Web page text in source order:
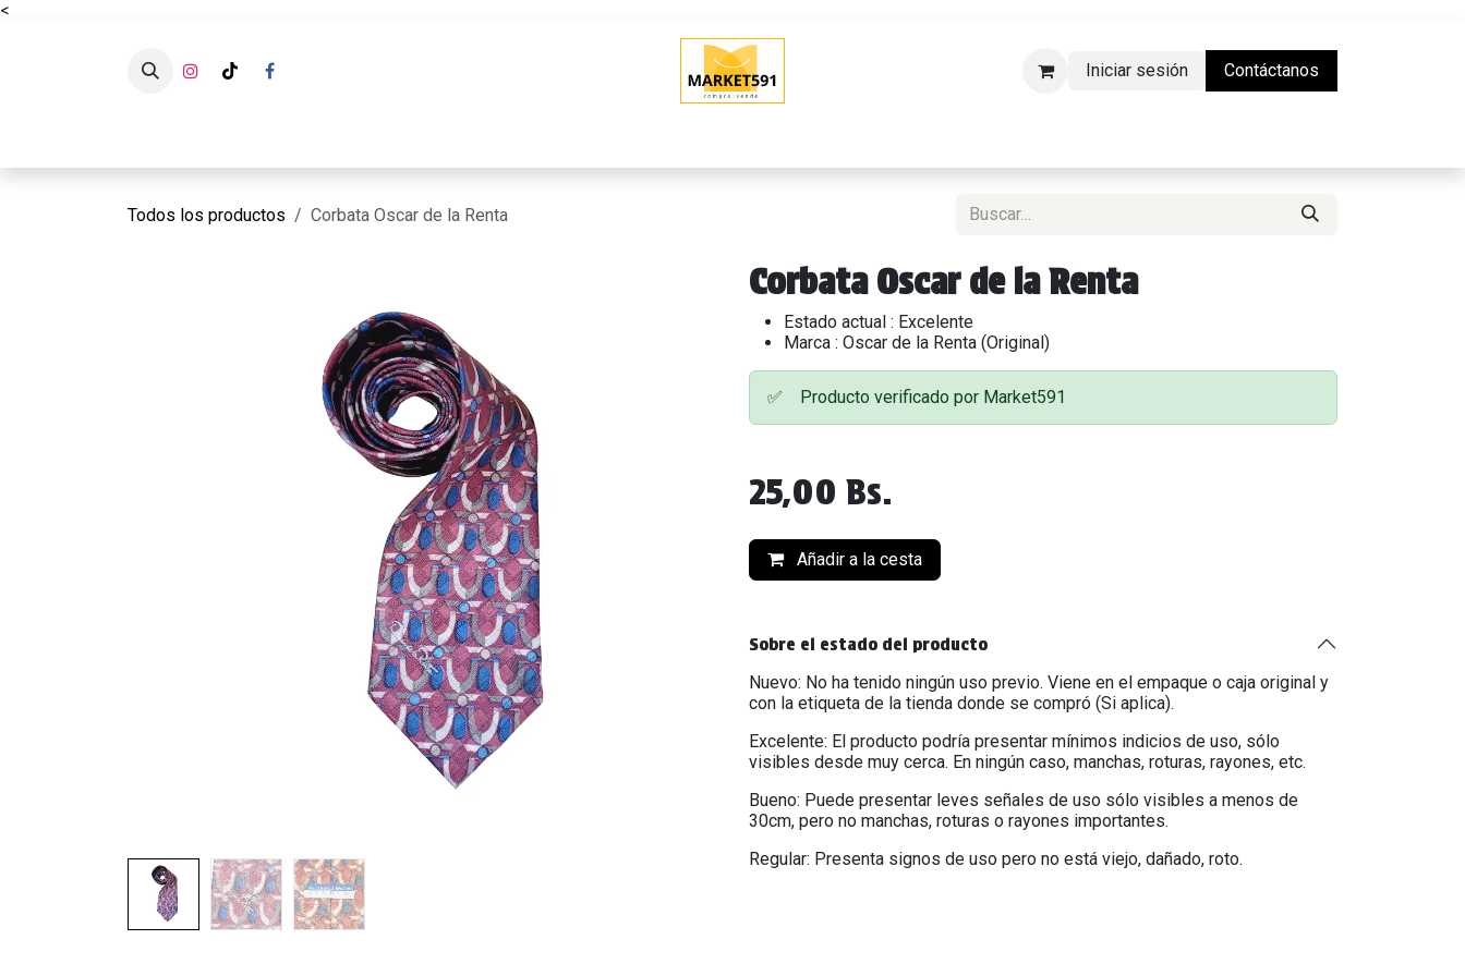
<
Iniciar sesión
Contáctanos
Todos los productos Corbata Oscar de la Renta
Corbata Oscar de la Renta
Estado actual : Excelente
Marca : Oscar de la Renta (Original)
✅ Producto verificado por Market591
25,00 Bs.
Añadir a la cesta
Sobre el estado del producto
Nuevo: No ha tenido ningún uso previo. Viene en el empaque o caja original y
con la etiqueta de la tienda donde se compró (Si aplica).
Excelente: El producto podría presentar mínimos indicios de uso, sólo
visibles desde muy cerca. En ningún caso, manchas, roturas, rayones, etc.
Bueno: Puede presentar leves señales de uso sólo visibles a menos de
30cm, pero no manchas, roturas o rayones importantes.
Regular: Presenta signos de uso pero no está viejo, dañado, roto.